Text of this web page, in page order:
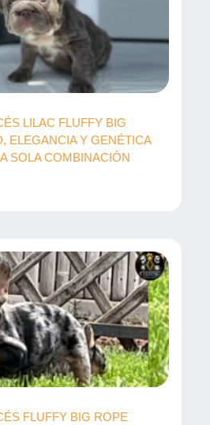
LILAC FLUFFY BIG
ELEGANCIA Y GENÉTICA
SOLA COMBINACIÓN
FLUFFY BIG ROPE